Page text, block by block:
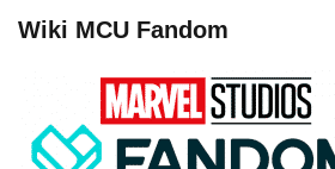
Wiki MCU Fandom